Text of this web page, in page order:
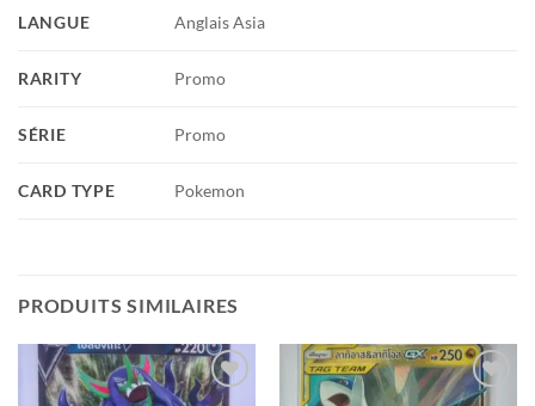
LANGUE Anglais Asia
RARITY Promo
SÉRIE Promo
CARD TYPE Pokemon
PRODUITS SIMILAIRES